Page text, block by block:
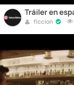
Tráiler en
ficcion